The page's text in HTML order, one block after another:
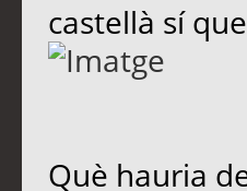
castellà sí
Què hauria